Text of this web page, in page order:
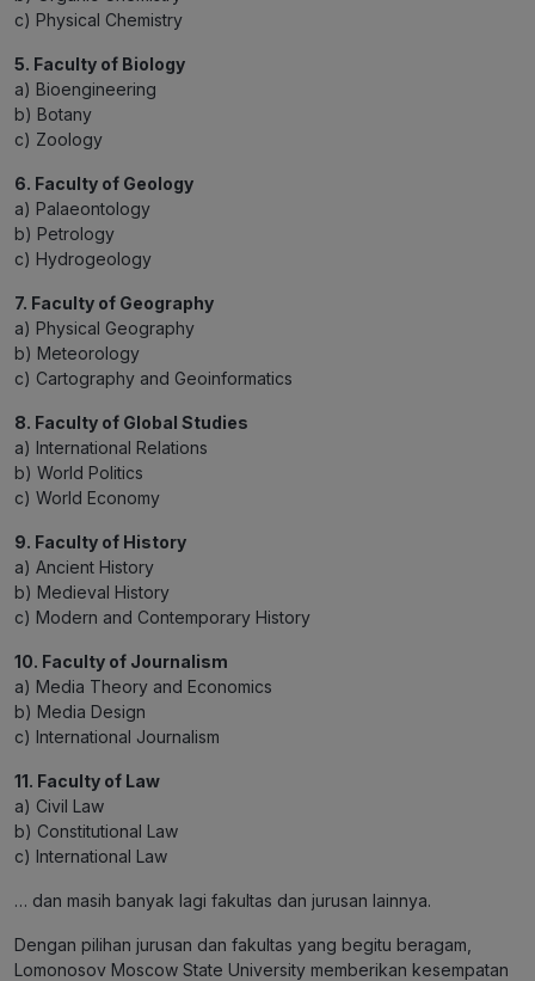
c) Physical Chemistry
5. Faculty of Biology
a) Bioengineering
b) Botany
c) Zoology
6. Faculty of Geology
a) Palaeontology
b) Petrology
c) Hydrogeology
7. Faculty of Geography
a) Physical Geography
b) Meteorology
c) Cartography and Geoinformatics
8. Faculty of Global Studies
a) International Relations
b) World Politics
c) World Economy
9. Faculty of History
a) Ancient History
b) Medieval History
c) Modern and Contemporary History
10. Faculty of Journalism
a) Media Theory and Economics
b) Media Design
c) International Journalism
11. Faculty of Law
a) Civil Law
b) Constitutional Law
c) International Law
… dan masih banyak lagi fakultas dan jurusan lainnya.
Dengan pilihan jurusan dan fakultas yang begitu beragam,
Lomonosov Moscow State University memberikan kesempatan